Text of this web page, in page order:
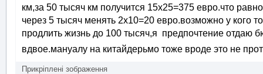
км,за 50 тысяч км получится 15х25=375 евро.что
через 5 тысяч менять 2х10=20 евро.возможно у кого
продлить жизнь до 100 тысяч,я предпочтение отдаю
вдвое.мануалу на китайдерьмо тоже вроде это не
Прикріплені зображення